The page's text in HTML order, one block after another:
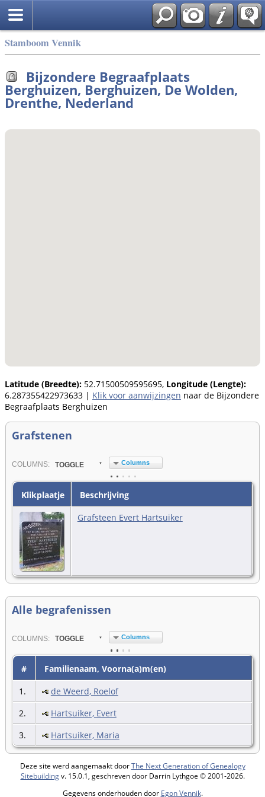
Stamboom Vennik
Bijzondere Begraafplaats
Berghuizen, Berghuizen, De Wolden,
Drenthe, Nederland
Latitude (Breedte): 52.71500509595695, Longitude (Lengte):
6.287355422973633 | Klik voor aanwijzingen naar de Bijzondere
Begraafplaats Berghuizen
Grafstenen
COLUMN S: TOGGLE Columns
Klikplaatje
Beschrijving
Grafsteen Evert Hartsuiker
Alle begrafenissen
COLUMN S: TOGGLE Columns
#
Familienaam, Voorna(a)m(en)
1.
de Weerd, Roelof
2.
Hartsuiker, Evert
3.
Hartsuiker, Maria
Deze site werd aangemaakt doorThe Next Generation of Genealogy
Sitebuildingv. 15.0.1, geschreven door Darrin Lythgoe © 2001-2026.
Gegevens onderhouden door Egon Vennik.